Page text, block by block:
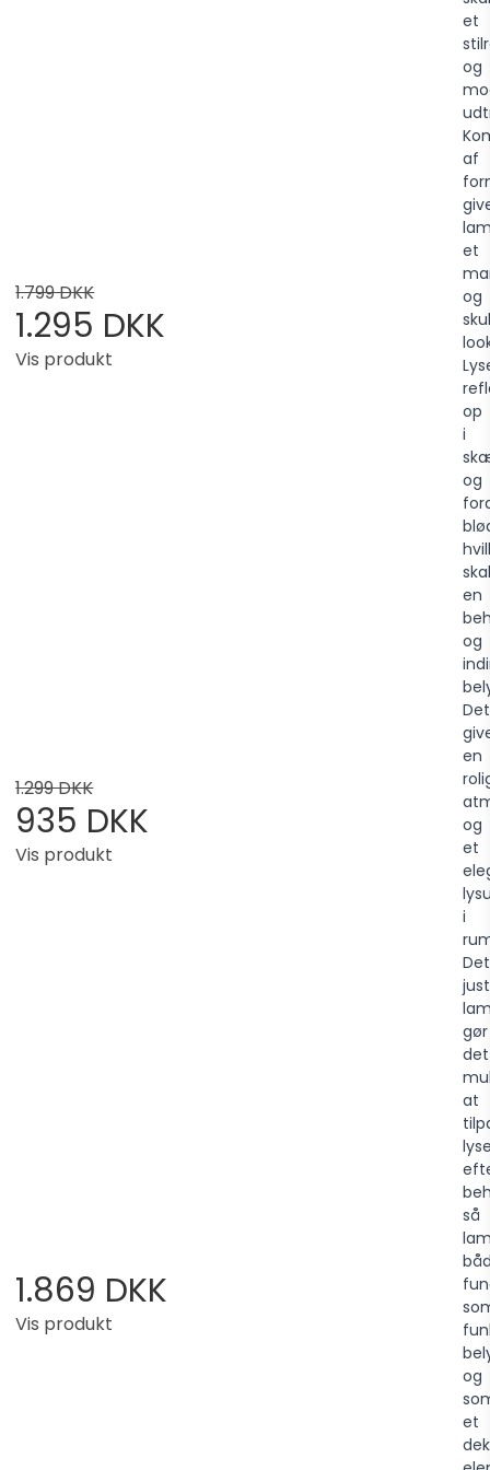
1.799 DKK
1.295 DKK
Vis produkt
1.299 DKK
935 DKK
Vis produkt
1.869 DKK
Vis produkt
et
og
af
et
og
op
i
og
en
og
Det
en
og
et
i
Det
gør
det
at
så
og
et